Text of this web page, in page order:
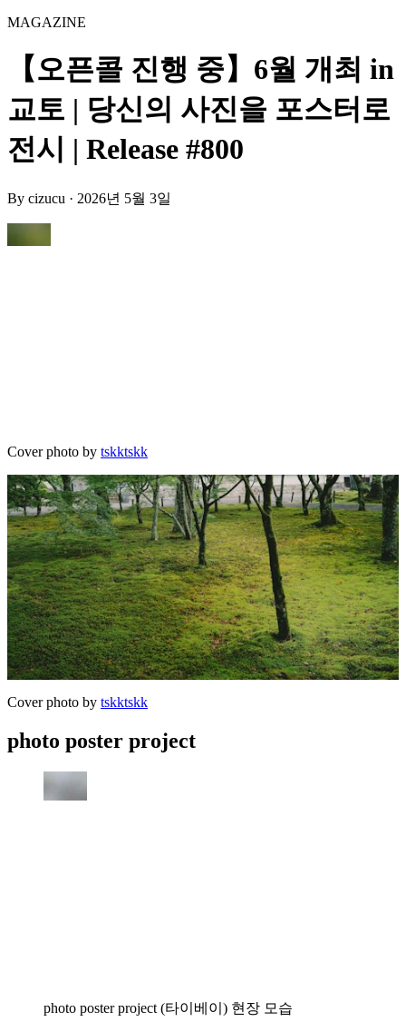
MAGAZINE
【오픈콜 진행 중】6월 개최 in
교토 | 당신의 사진을 포스터로
전시 | Release #800
By cizucu · 2026년 5월 3일
Cover photo by tskktskk
Cover photo by tskktskk
photo poster project
photo poster project (타이베이) 현장 모습